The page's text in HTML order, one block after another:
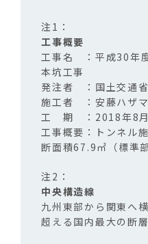
工事概要
工事名 ：平成30年
本坑工事
発注者 ：国土交通
施工者 ：安藤ハザマ
工 期 ：2018年8月
工事概要：トンネル
断面積67.9㎡（標準部
中央構造線
九州東部から関東へ
超える国内最大の断層